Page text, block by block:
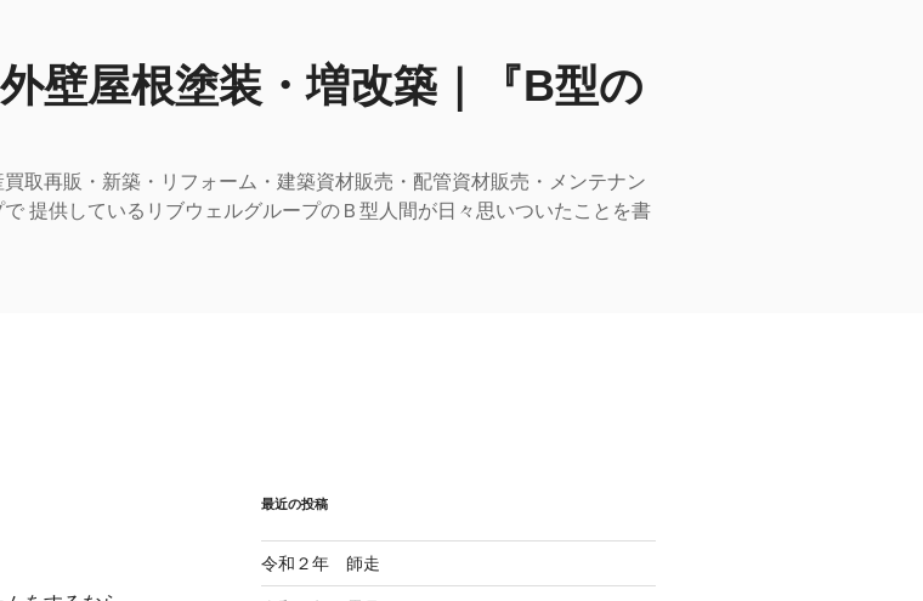
壁屋根塗装・増改築｜『B型の
取再販・新築・リフォーム・建築資材販売・配管資材販売・メンテナン
提供しているリブウェルグループのＢ型人間が日々思いついたことを書
最近の投稿
令和２年 師走